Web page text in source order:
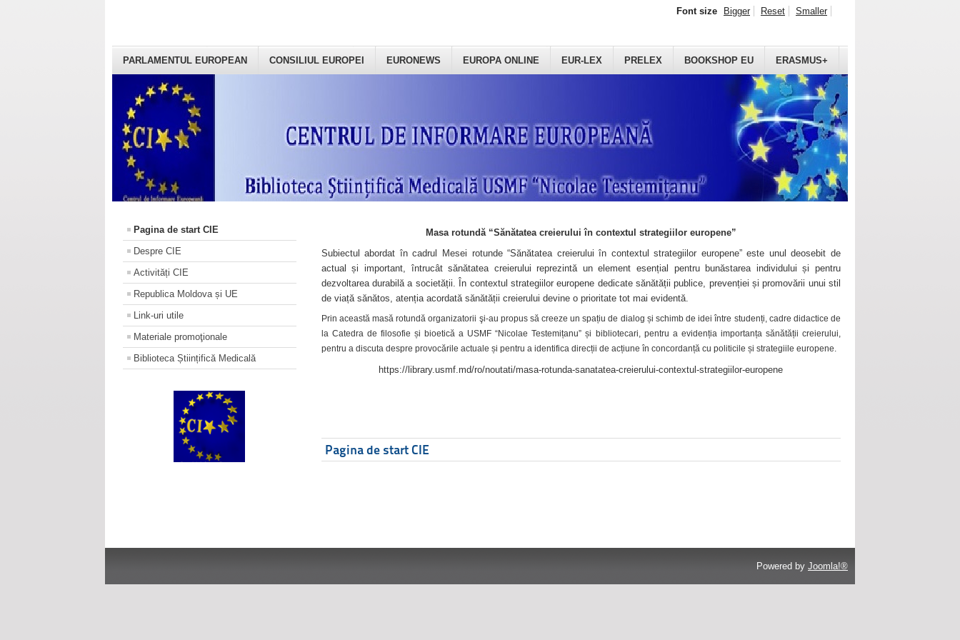
PARLAMENTUL EUROPEAN CONSILIUL EUROPEI EURONEWS EUROPA ONLINE EUR-LEX PRELEX BOOKSHOP EU ERASMUS+
Font size Bigger Reset Smaller
Pagina de start CIE
Despre CIE
Activități CIE
Republica Moldova și UE
Link-uri utile
Materiale promoţionale
Biblioteca Științifică Medicală
Masa rotundă “Sănătatea creierului în contextul strategiilor europene”
Subiectul abordat în cadrul Mesei rotunde “Sănătatea creierului în contextul strategiilor europene” este unul deosebit de
actual și important, întrucât sănătatea creierului reprezintă un element esențial pentru bunăstarea individului și pentru
dezvoltarea durabilă a societății. În contextul strategiilor europene dedicate sănătății publice, prevenției și promovării unui stil
de viață sănătos, atenția acordată sănătății creierului devine o prioritate tot mai evidentă.
Prin această masă rotundă organizatorii şi-au propus să creeze un spațiu de dialog și schimb de idei între studenți, cadre didactice de
la Catedra de filosofie și bioetică a USMF “Nicolae Testemițanu” și bibliotecari, pentru a evidenția importanța sănătății creierului,
pentru a discuta despre provocările actuale și pentru a identifica direcții de acțiune în concordanță cu politicile și strategiile europene.
https://library.usmf.md/ro/noutati/masa-rotunda-sanatatea-creierului-contextul-strategiilor-europene
Pagina de start CIE
Powered by Joomla!®